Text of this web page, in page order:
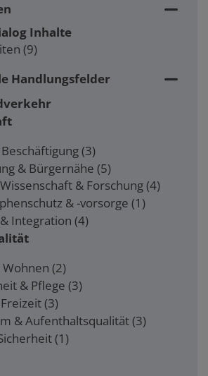
Inhalte
(9)
Handlungsfelder
(3)
& Bürgernähe (5)
& Forschung(4)
& -vorsorge (1)
Integration (4)
Wohnen (2)
& Pflege (3)
(3)
& Aufenthaltsqualität(3)
(1)